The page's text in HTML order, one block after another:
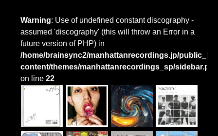
Warning: Use of undefined constant discography -
assumed 'discography' (this will throw an Error in a
future version of PHP) in
/home/brainsync2/manhattanrecordings.jp/
content/themes/manhattanrecordings_sp/
on line22